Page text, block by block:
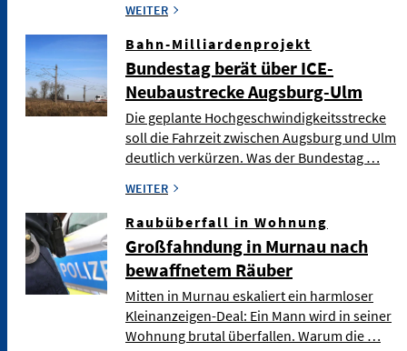
WEITER
Bahn-Milliardenprojekt
Bundestag berät über ICE-
Neubaustrecke Augsburg-Ulm
Die geplante Hochgeschwindigkeitsstrecke
soll die Fahrzeit zwischen Augsburg und Ulm
deutlich verkürzen. Was der Bundestag …
WEITER
Raubüberfall in Wohnung
Großfahndung in Murnau nach
bewaffnetem Räuber
Mitten in Murnau eskaliert ein harmloser
Kleinanzeigen-Deal: Ein Mann wird in seiner
Wohnung brutal überfallen. Warum die …